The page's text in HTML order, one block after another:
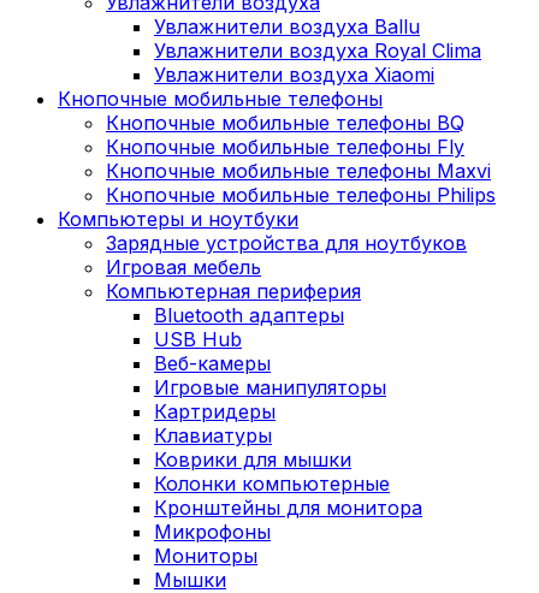
Увлажнители воздуха Ballu
Увлажнители воздуха Royal Clima
Увлажнители воздуха Xiaomi
Кнопочные мобильные телефоны
Кнопочные мобильные телефоны BQ
Кнопочные мобильные телефоны Fly
Кнопочные мобильные телефоны Maxvi
Кнопочные мобильные телефоны Philips
Компьютеры и ноутбуки
Зарядные устройства для ноутбуков
Игровая мебель
Компьютерная периферия
Bluetooth адаптеры
USB Hub
Веб-камеры
Игровые манипуляторы
Картридеры
Клавиатуры
Коврики для мышки
Колонки компьютерные
Кронштейны для монитора
Микрофоны
Мониторы
Мышки